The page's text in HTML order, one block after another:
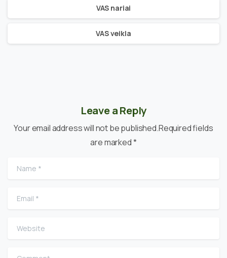
VAS nariai
VAS veikla
Leave a Reply
Your email address will not be published.Required fields
are marked *
Name
Email
Website
Comment